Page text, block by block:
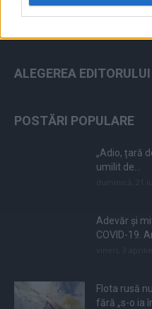
ALEGEREA EDITORULUI
POSTĂRI POPULARE
„Adio, țară
umilit de...
Adevăr și
COVID-19.
Flota rusă
fără „s-o ia